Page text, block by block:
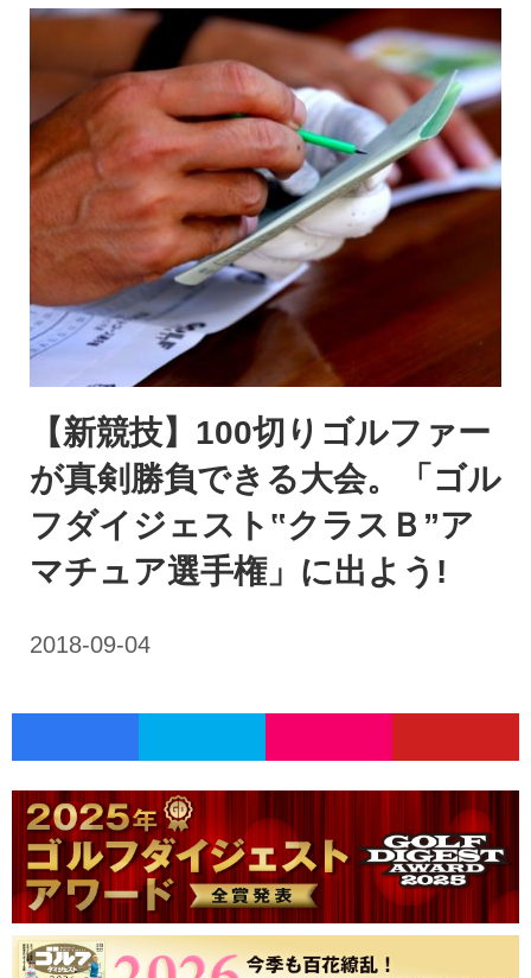
【新競技】100切りゴルファー
が真剣勝負できる大会。「ゴル
フダイジェスト‟クラスＢ”ア
マチュア選手権」に出よう!